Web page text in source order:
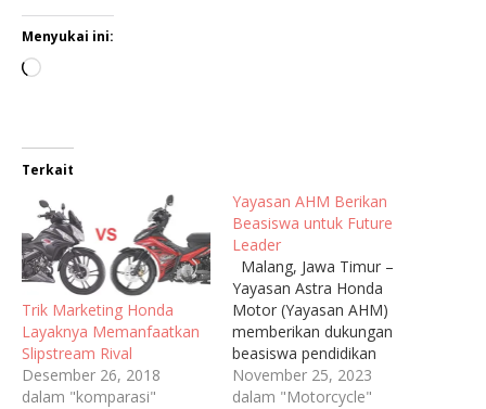
Menyukai ini:
Terkait
Trik Marketing Honda
Layaknya Memanfaatkan
Slipstream Rival
Desember 26, 2018
dalam "komparasi"
Yayasan AHM Berikan
Beasiswa untuk Future
Leader
Malang, Jawa Timur –
Yayasan Astra Honda
Motor (Yayasan AHM)
memberikan dukungan
beasiswa pendidikan
senilai lebih dari Rp 1,4
Milyar bagi 525 pelajar
November 25, 2023
dalam "Motorcycle"